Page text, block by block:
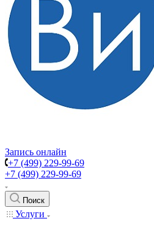
Запись онлайн
+7 (499) 229-99-69
+7 (499) 229-99-69
Поиск
Услуги